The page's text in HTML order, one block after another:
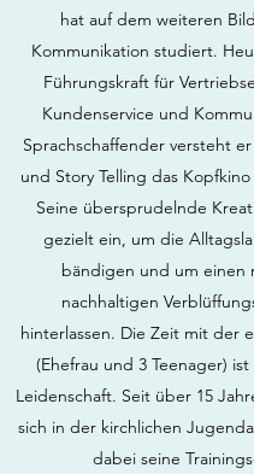
hat auf dem weiteren
Kommunikation studiert.
Führungskraft für
Kundenservice und
Sprachschaffender versteht
und Story Telling das
Seine übersprudelnde
gezielt ein, um die
bändigen und um einen
nachhaltigen
hinterlassen. Die Zeit mit der
(Ehefrau und 3 Teenager)
Leidenschaft. Seit über 15
sich in der kirchlichen
dabei seine